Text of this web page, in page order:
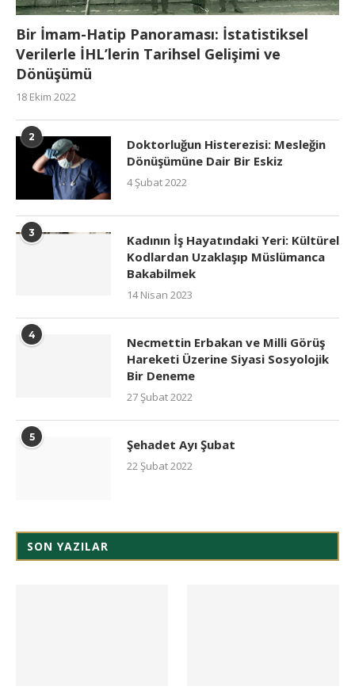
Bir İmam-Hatip Panoraması: İstatistiksel
Verilerle İHL’lerin Tarihsel Gelişimi ve
Dönüşümü
18 Ekim 2022
2
Doktorluğun Histerezisi: Mesleğin
Dönüşümüne Dair Bir Eskiz
4 Şubat 2022
3
Kadının İş Hayatındaki Yeri: Kültürel
Kodlardan Uzaklaşıp Müslümanca
Bakabilmek
14 Nisan 2023
4
Necmettin Erbakan ve Milli Görüş
Hareketi Üzerine Siyasi Sosyolojik
Bir Deneme
27 Şubat 2022
5 Şehadet Ayı Şubat
22 Şubat 2022
SON YAZILAR